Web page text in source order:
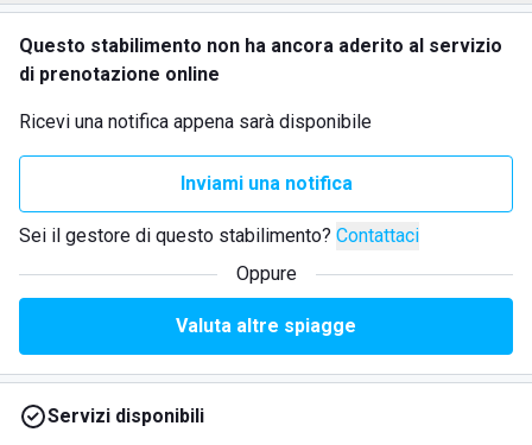
Questo stabilimento non ha ancora aderito al servizio
di prenotazione online
Ricevi una notifica appena sarà disponibile
Inviami una notifica
Sei il gestore di questo stabilimento? Contattaci
Oppure
Valuta altre spiagge
Servizi disponibili